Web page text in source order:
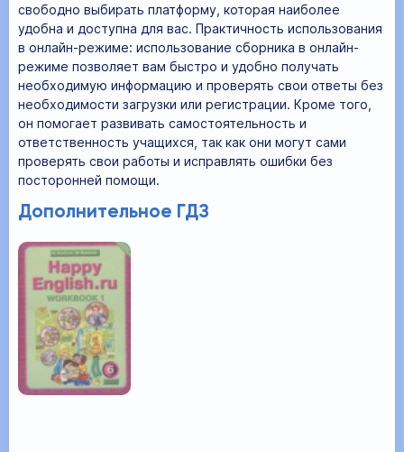
свободно выбирать платформу, которая наиболее
удобна и доступна для вас. Практичность использования
в онлайн-режиме: использование сборника в онлайн-
режиме позволяет вам быстро и удобно получать
необходимую информацию и проверять свои ответы без
необходимости загрузки или регистрации. Кроме того,
он помогает развивать самостоятельность и
ответственность учащихся, так как они могут сами
проверять свои работы и исправлять ошибки без
посторонней помощи.
Дополнительное ГДЗ